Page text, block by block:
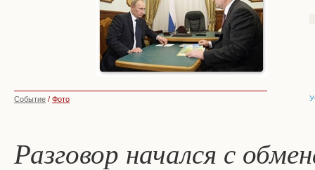
Событие / Фото
Разговор начался с